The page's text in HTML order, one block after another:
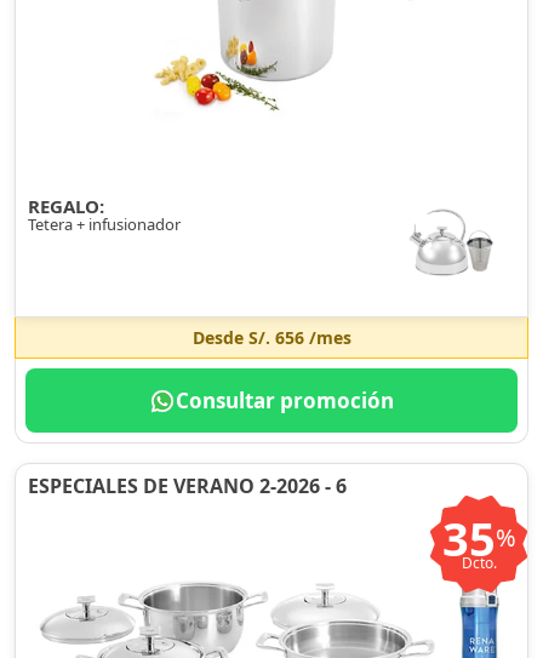
REGALO:
Tetera + infusionador
Desde S/. 656/mes
Consultar promoción
ESPECIALES DE VERANO 2-2026 - 6
35%
Dcto.